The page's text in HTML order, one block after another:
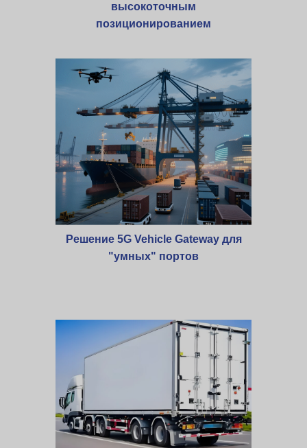
высокоточным
позиционированием
Решение 5G Vehicle Gateway для
"умных" портов